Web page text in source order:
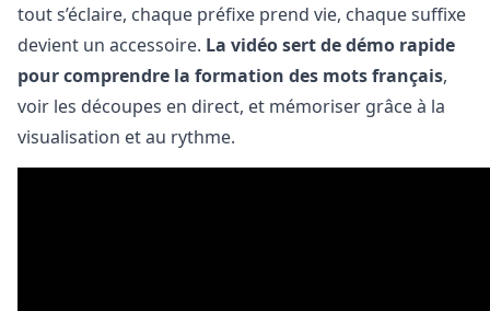
tout s’éclaire, chaque préfixe prend vie, chaque suffixe
devient un accessoire. La vidéo sert de démo rapide
pour comprendre la formation des mots français,
voir les découpes en direct, et mémoriser grâce à la
visualisation et au rythme.